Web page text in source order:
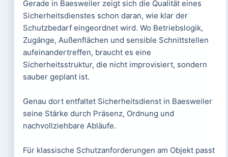
Gerade in Baesweiler zeigt sich die Qualität eines
Sicherheitsdienstes schon daran, wie klar der
Schutzbedarf eingeordnet wird. Wo Betriebslogik,
Zugänge, Außenflächen und sensible Schnittstellen
aufeinandertreffen, braucht es eine
Sicherheitsstruktur, die nicht improvisiert, sondern
sauber geplant ist.
Genau dort entfaltet Sicherheitsdienst in Baesweiler
seine Stärke durch Präsenz, Ordnung und
nachvollziehbare Abläufe.
Für klassische Schutzanforderungen am Objekt passt